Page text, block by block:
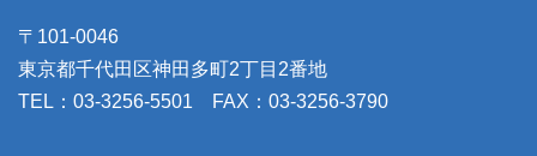
〒101-0046
東京都千代田区神田多町2丁目2番地
TEL：03-3256-5501 FAX：03-3256-3790